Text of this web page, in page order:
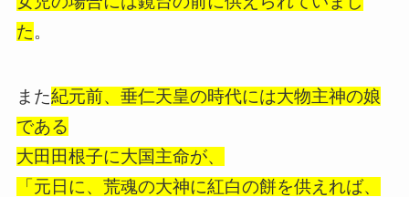
た。
また紀元前、垂仁天皇の時代には大物主神の娘
である
大田田根子に大国主命が、
「元日に、荒魂の大神に紅白の餅を供えれば、